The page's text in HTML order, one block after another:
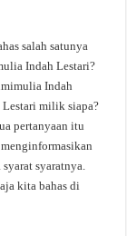
salah satunya
Indah Lestari?
Indah
milik siapa?
pertanyaan itu
syaratnya.
kita bahas di